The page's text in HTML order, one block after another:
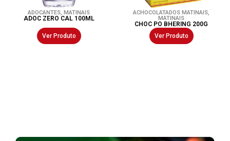
ADOCANTES, MATINAIS
ADOC ZERO CAL 100ML
Ver Produto
ACHOCOLATADOS MATINAIS,
MATINAIS
CHOC PO BHERING 200G
Ver Produto